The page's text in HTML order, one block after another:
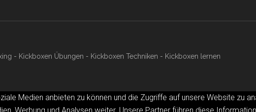
- Kickboxen Übungen - Kickboxen Techniken - Kickboxen lernen
Medien anbieten zu können und die Zugriffe auf unsere Website zu